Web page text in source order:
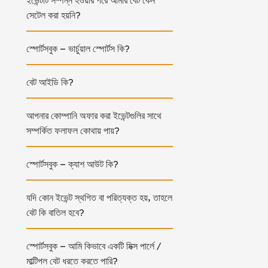
সেটেল করা হয়নি?
স্পোর্টসবুক – ভার্চুয়াল স্পোর্টস কি?
বেট আইডি কি?
আপনার কোম্পানি অফার করা ইভেন্টগুলির সাথে
সম্পর্কিত ফলাফল কোথায় পায়?
স্পোর্টসবুক – ক্যাশ আউট কি?
যদি কোন ইভেন্ট স্থগিত বা পরিত্যক্ত হয়, তাহলে
বেট কি বাতিল হবে?
স্পোর্টসবুক – আমি কিভাবে একটি মিক্স পার্লে /
মাল্টিপল বেট ধরতে করতে পারি?